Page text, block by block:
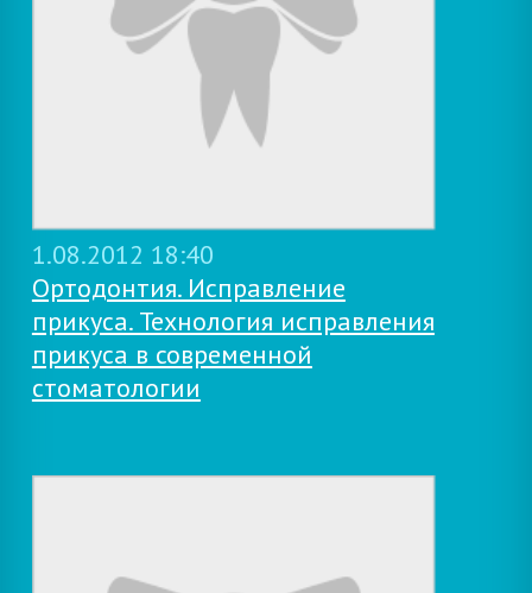
1.08.2012 18:40
Oртодонтия. Исправление
прикуса. Технология исправления
прикуса в современной
стоматологии